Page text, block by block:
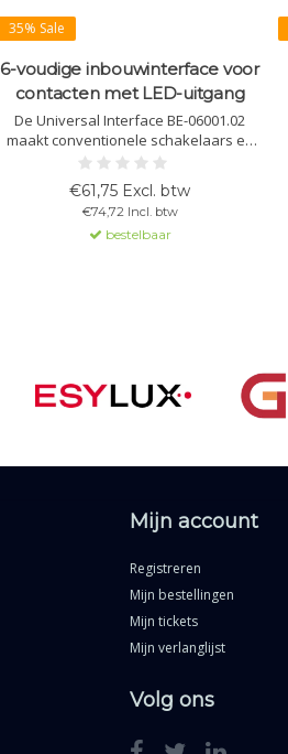
35% Sale
6-voudige inbouwinterface voor
contacten met LED-uitgang
De Universal Interface BE-06001.02
maakt conventionele schakelaars en
contacten slim voor KNX. Met 6
ingangen en LED-uitgangen biedt het
uitgebreide logische functies en
flexibele configuratieopties.
€61,75 Excl. btw
€74,72 Incl. btw
bestelbaar
Mijn account
Registreren
Mijn bestellingen
Mijn tickets
Mijn verlanglijst
Volg ons